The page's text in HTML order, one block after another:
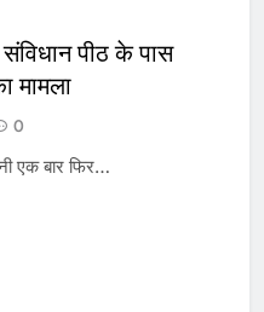
पीठ के पास
मामला
0
एक बार फिर…